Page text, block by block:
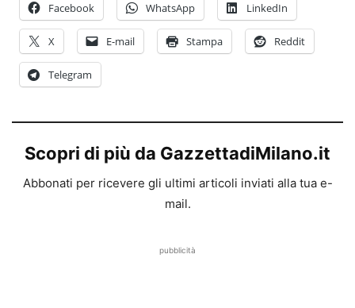
Facebook WhatsApp LinkedIn
X E-mail Stampa Reddit
Telegram
Scopri di più da GazzettadiMilano.it
Abbonati per ricevere gli ultimi articoli inviati alla tua e-
mail.
pubblicità